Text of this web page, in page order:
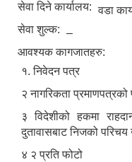
सेवा दिने कार्यालय: वडा
सेवा शुल्क: –
आवश्यक कागजातहरु:
१. निवेदन पत्र
२‍‍ नागरिकता प्रमाणपत्रको
३ विदेशीको हकमा
दुतावासबाट निजको
४ २ प्रति फोटो